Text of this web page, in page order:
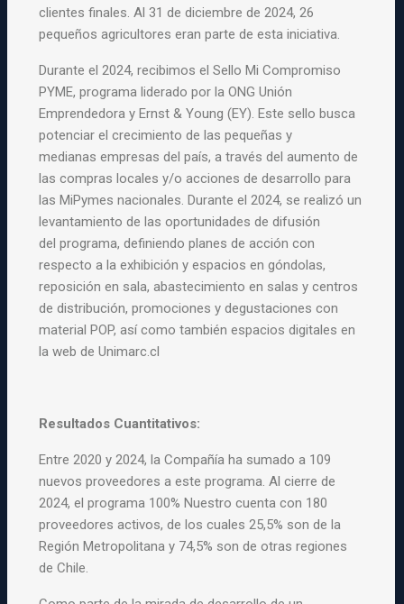
clientes finales. Al 31 de diciembre de 2024, 26
pequeñosagricultores eran parte de esta iniciativa.
Durante el 2024, recibimos el Sello Mi Compromiso
PYME, programaliderado por la ONG Unión
Emprendedora y Ernst & Young (EY). Este sello busca
potenciar el crecimiento de las pequeñas y
medianasempresas del país, a través del aumento de
las compras locales y/oacciones de desarrollo para
las MiPymes nacionales. Durante el 2024, se realizó un
levantamiento de las oportunidades de difusión
delprograma, definiendo planes de acción con
respecto a la exhibición yespacios en góndolas,
reposición en sala, abastecimiento en salas ycentros
de distribución, promociones y degustaciones con
material POP,así como también espacios digitales en
la web de Unimarc.cl
Resultados Cuantitativos:
Entre 2020 y 2024, la Compañía ha sumado a 109
nuevos proveedores aeste programa. Al cierre de
2024, el programa 100% Nuestro cuenta con 180
proveedores activos, de los cuales 25,5% son de la
RegiónMetropolitana y 74,5% son de otras regiones
de Chile.